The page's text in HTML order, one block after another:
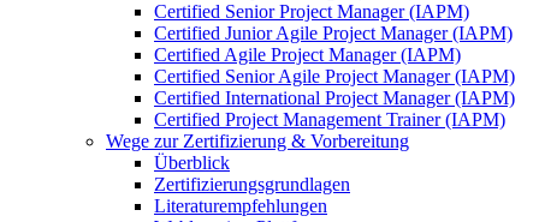
Certified Senior Project Manager (IAPM)
Certified Junior Agile Project Manager (IAPM)
Certified Agile Project Manager (IAPM)
Certified Senior Agile Project Manager (IAPM)
Certified International Project Manager (IAPM)
Certified Project Management Trainer (IAPM)
Wege zur Zertifizierung & Vorbereitung
Überblick
Zertifizierungsgrundlagen
Literaturempfehlungen